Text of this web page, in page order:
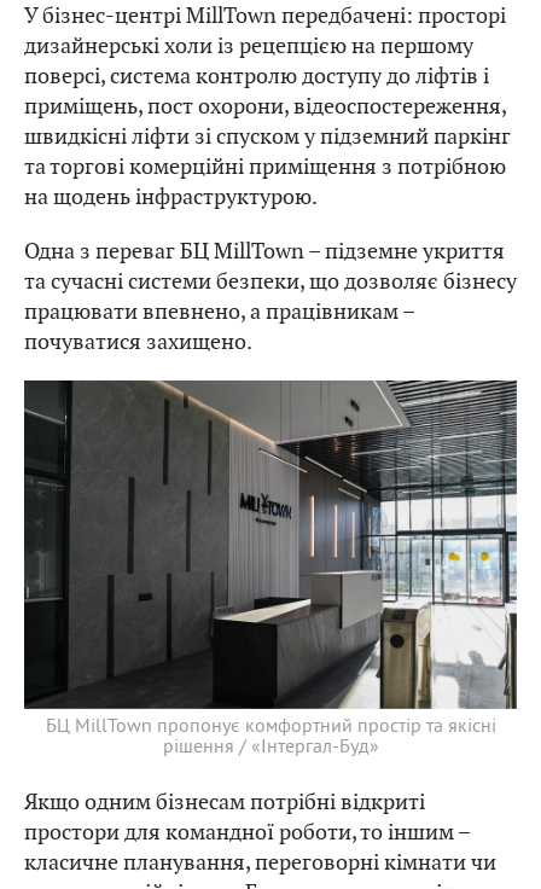
У бізнес-центрі MillTown передбачені: просторі
дизайнерські холи із рецепцією на першому
поверсі, система контролю доступу до ліфтів і
приміщень, пост охорони, відеоспостереження,
швидкісні ліфти зі спуском у підземний паркінг
та торгові комерційні приміщення з потрібною
на щодень інфраструктурою.
Одна з переваг БЦ MillTown – підземне укриття
та сучасні системи безпеки, що дозволяє бізнесу
працювати впевнено, а працівникам –
почуватися захищено.
БЦ MillTown пропонує комфортний простір та якісні
рішення / «Інтергал-Буд»
Якщо одним бізнесам потрібні відкриті
простори для командної роботи, то іншим –
класичне планування, переговорні кімнати чи